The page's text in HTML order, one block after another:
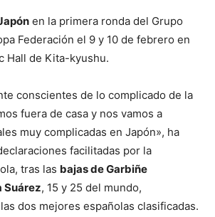
en la primera ronda del Grupo
Federación el 9 y 10 de febrero en
Hall de Kita-kyushu.
conscientes de lo complicado de la
fuera de casa y nos vamos a
muy complicadas en Japón», ha
facilitadas por la
tras las bajas de Garbiñe
Suárez, 15 y 25 del mundo,
dos mejores españolas clasificadas.